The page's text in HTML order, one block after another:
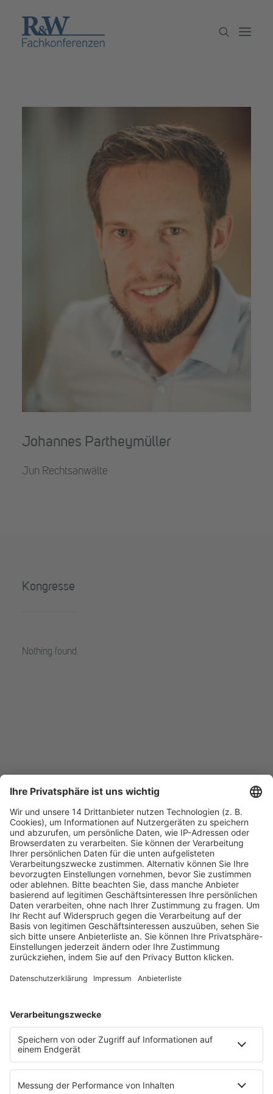
Newsletter
Archiv
Johannes Partheymüller
Jun Rechtsanwälte
Kongresse
Nothing found.
Fachmedien Recht und Wirtschaft
Ein Fachbereich der
dfv Mediengruppe
Mainzer Landstr. 251
60326 Frankfurt am Main
E-Mail:info@ruw.de
Web:https://www.ruw.de
AGB
Datenschutzerklärung
Genderhinweis
Cookie-Einstellungen